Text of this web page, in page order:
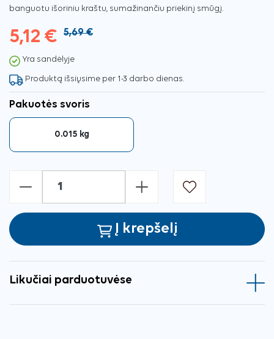
banguotu išoriniu kraštu, sumažinančiu priekinį smūgį.
5,12 € 5,69 €
Yra sandėlyje
Produktą išsiųsime per 1-3 darbo dienas.
Pakuotės svoris
0.015 kg
- +
Į krepšelį
Likučiai parduotuvėse